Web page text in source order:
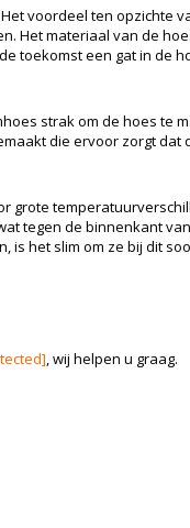
voordeel ten opzichte
Het materiaal van de
toekomst een gat in de
strak om de hoes te
die ervoor zorgt dat
grote
tegen de binnenkant
is het slim om ze bij dit
, wij helpen u graag.